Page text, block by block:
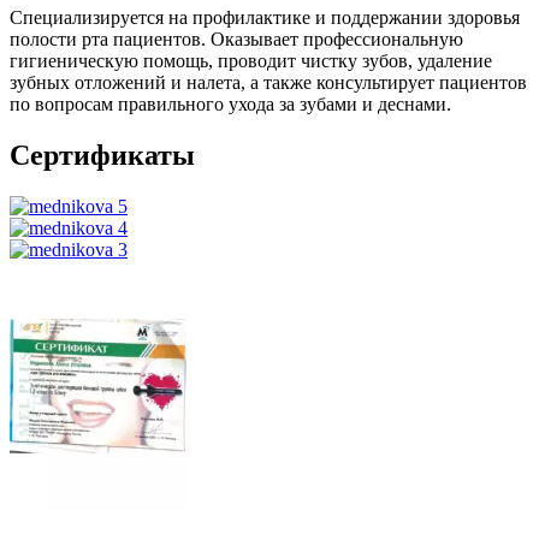
Специализируется на профилактике и поддержании здоровья
полости рта пациентов. Оказывает профессиональную
гигиеническую помощь, проводит чистку зубов, удаление
зубных отложений и налета, а также консультирует пациентов
по вопросам правильного ухода за зубами и деснами.
Сертификаты